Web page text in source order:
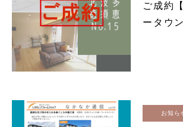
ご成約
ータウ
お知ら